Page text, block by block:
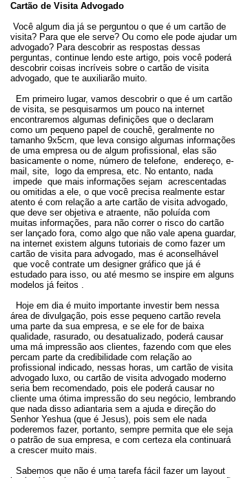
Cartão de Visita Advogado
Você algum dia já se perguntou o que é um cartão de
visita? Para que ele serve? Ou como ele pode ajudar um
advogado? Para descobrir as respostas dessas
perguntas, continue lendo este artigo, pois você poderá
descobrir coisas incríveis sobre o cartão de visita
advogado, que te auxiliarão muito.
Em primeiro lugar, vamos descobrir o que é um cartão
de visita, se pesquisarmos um pouco na internet
encontraremos algumas definições que o declaram
como um pequeno papel de couchê, geralmente no
tamanho 9x5cm, que leva consigo algumas informações
de uma empresa ou de algum profissional, elas são
basicamente o nome, número de telefone, endereço, e-
mail, site, logo da empresa, etc. No entanto, nada
impede que mais informações sejam acrescentadas
ou omitidas a ele, o que você precisa realmente estar
atento é com relação a arte cartão de visita advogado,
que deve ser objetiva e atraente, não poluída com
muitas informações, para não correr o risco do cartão
ser lançado fora, como algo que não vale apena guardar,
na internet existem alguns tutoriais de como fazer um
cartão de visita para advogado, mas é aconselhável
que você contrate um designer gráfico que já é
estudado para isso, ou até mesmo se inspire em alguns
modelos já feitos .
Hoje em dia é muito importante investir bem nessa
área de divulgação, pois esse pequeno cartão revela
uma parte da sua empresa, e se ele for de baixa
qualidade, rasurado, ou desatualizado, poderá causar
uma má impressão aos clientes, fazendo com que eles
percam parte da credibilidade com relação ao
profissional indicado, nessas horas, um cartão de visita
advogado luxo, ou cartão de visita advogado moderno
seria bem recomendado, pois ele poderá causar no
cliente uma ótima impressão do seu negócio, lembrando
que nada disso adiantaria sem a ajuda e direção do
Senhor Yeshua (que é Jesus), pois sem ele nada
poderemos fazer, portanto, sempre permita que ele seja
o patrão de sua empresa, e com certeza ela continuará
a crescer muito mais.
Sabemos que não é uma tarefa fácil fazer um layout